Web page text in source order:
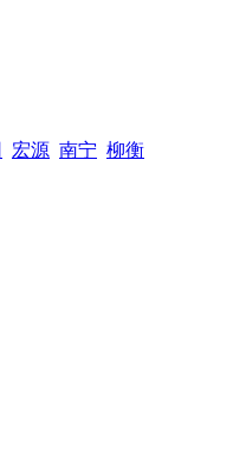
宏源 南宁 柳衡